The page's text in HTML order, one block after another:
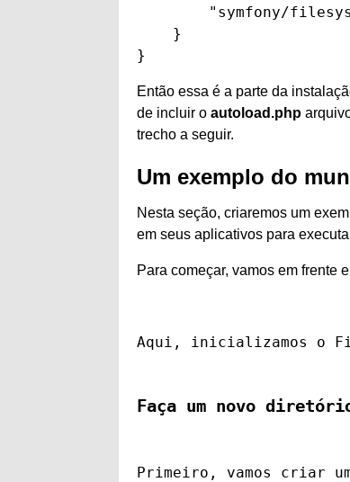
"symfony/
    }
}
Então essa é a parte da
de incluir o autoload.php
trecho a seguir.
Um exemplo do
Nesta seção, criaremos um
em seus aplicativos para
Para começar, vamos em frente
Aqui, inicializamos o
Faça um novo
Primeiro, vamos criar